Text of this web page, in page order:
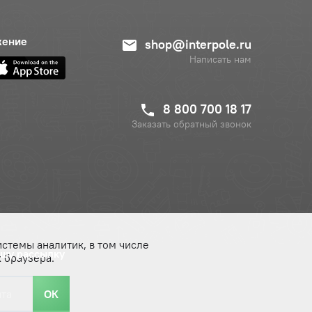
shop@interpole.ru
Написать нам
8 800 700 18 17
Заказать обратный звонок
рассылку
ОК
аналитик, в том числе
браузера.